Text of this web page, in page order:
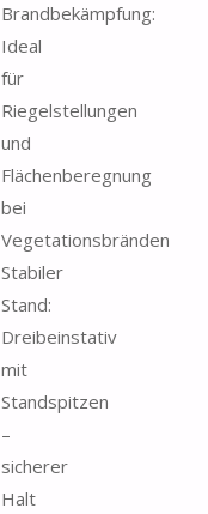
Brandbekämpfung:
Ideal
für
Riegelstellungen
und
Flächenberegnung
bei
Vegetationsbränden
Stabiler
Stand:
Dreibeinstativ
mit
Standspitzen
–
sicherer
Halt